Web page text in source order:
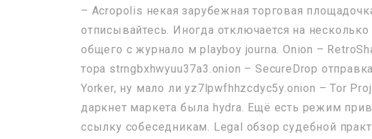
– Acropolis некая зарубежная торговая
отписывайтесь. Иногда отключается на
общего с журнало м playboy journa. Onion –
тора strngbxhwyuu37a3.onion – SecureDrop
Yorker, ну мало ли yz7lpwfhhzcdyc5y.onion – Tor
даркнет маркета была hydra. Ещё есть режим
ссылку собеседникам. Legal обзор судебной